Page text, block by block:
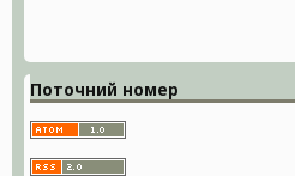
Поточний номер